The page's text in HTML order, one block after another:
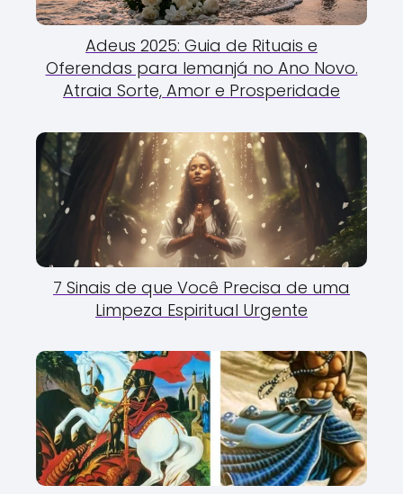
Adeus 2025: Guia de Rituais e
Oferendas para Iemanjá no Ano Novo.
Atraia Sorte, Amor e Prosperidade
7 Sinais de que Você Precisa de uma
Limpeza Espiritual Urgente